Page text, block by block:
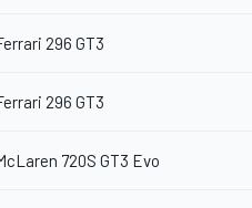
296 GT3
296 GT3
720S GT3 Evo